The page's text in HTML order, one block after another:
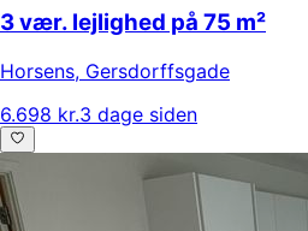
3 vær. lejlighed på 75 m²
Horsens, Gersdorffsgade
6.698 kr.3 dage siden